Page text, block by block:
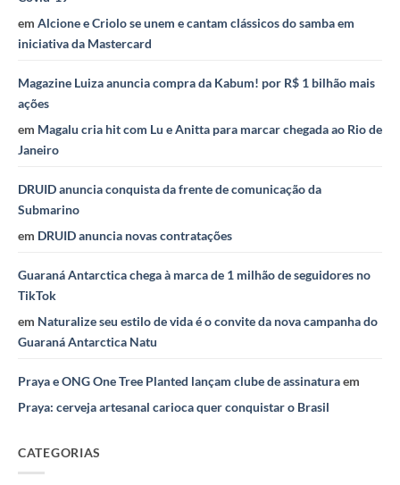
em Alcione e Criolo se unem e cantam clássicos do samba em
iniciativa da Mastercard
Magazine Luiza anuncia compra da Kabum! por R$ 1 bilhão mais
ações
em Magalu cria hit com Lu e Anitta para marcar chegada ao Rio de
Janeiro
DRUID anuncia conquista da frente de comunicação da
Submarino
em DRUID anuncia novas contratações
Guaraná Antarctica chega à marca de 1 milhão de seguidores no
TikTok
em Naturalize seu estilo de vida é o convite da nova campanha do
Guaraná Antarctica Natu
Praya e ONG One Tree Planted lançam clube de assinaturaem
Praya: cerveja artesanal carioca quer conquistar o Brasil
CATEGORIAS